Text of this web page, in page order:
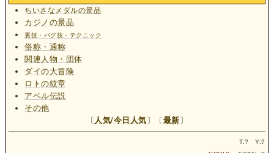
ちいさなメダルの景品
カジノの景品
裏技・バグ技・テクニック
俗称・通称
関連人物・団体
ダイの大冒険
ロトの紋章
アベル伝説
その他
〔 人気/今日人気 〕〔 最新 〕
T.? Y.?